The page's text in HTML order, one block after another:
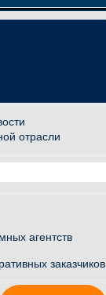
отрасли
агентств
заказчиков